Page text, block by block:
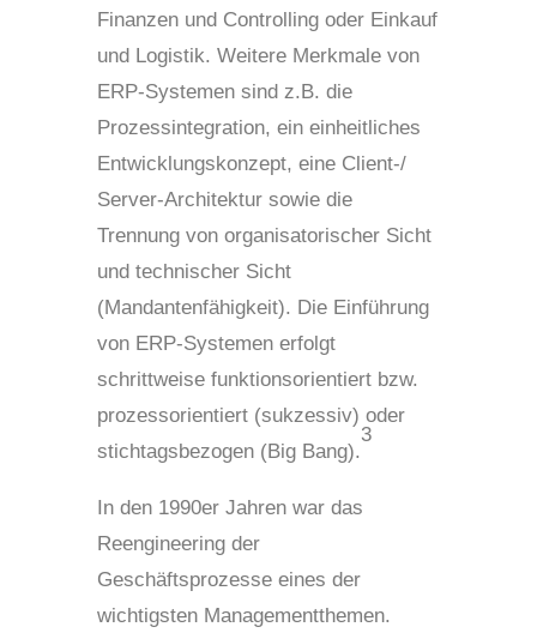
Finanzen und Controlling oder Einkauf
und Logistik. Weitere Merkmale von
ERP-Systemen sind z.B. die
Prozessintegration, ein einheitliches
Entwicklungskonzept, eine Client-/
Server-Architektur sowie die
Trennung von organisatorischer Sicht
und technischer Sicht
(Mandantenfähigkeit). Die Einführung
von ERP-Systemen erfolgt
schrittweise funktionsorientiert bzw.
prozessorientiert (sukzessiv) oder
stichtagsbezogen (Big Bang).
3
In den 1990er Jahren war das
Reengineering der
Geschäftsprozesse eines der
wichtigsten Managementthemen.